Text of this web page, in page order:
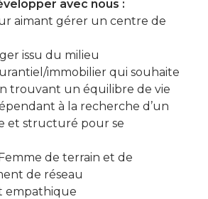
avec nous :
aimant gérer un centre de
issu du milieu
immobilier qui souhaite
trouvant un équilibre de vie
à la recherche d’un
et structuré pour se
de terrain et de
de réseau
empathique